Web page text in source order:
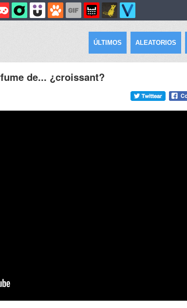
ÚLTIMOS ALEATORIOS
de... ¿croissant?